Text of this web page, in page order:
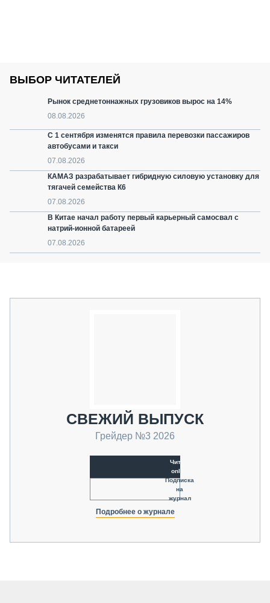
ВЫБОР ЧИТАТЕЛЕЙ
Рынок среднетоннажных грузовиков вырос на 14%
08.08.2026
С 1 сентября изменятся правила перевозки пассажиров
автобусами и такси
07.08.2026
КАМАЗ разрабатывает гибридную силовую установку для
тягачей семейства К6
07.08.2026
В Китае начал работу первый карьерный самосвал с
натрий-ионной батареей
07.08.2026
СВЕЖИЙ ВЫПУСК
Грейдер №3 2026
Читать
online
Подписка
на
журнал
Подробнее о журнале